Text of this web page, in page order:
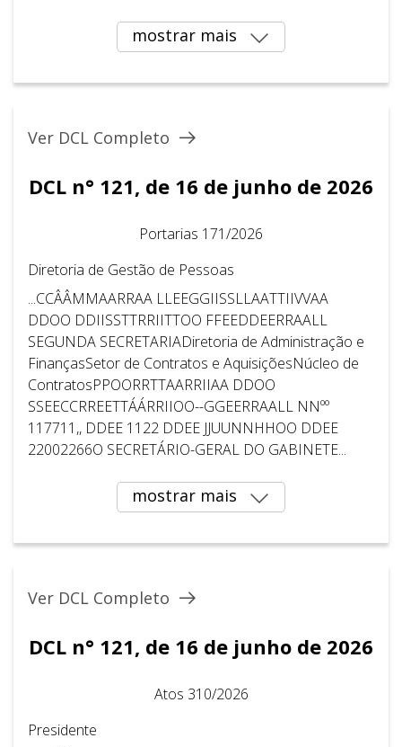
mostrar mais
Ver DCL Completo
DCL n° 121, de 16 de junho de 2026
Portarias 171/2026
Diretoria de Gestão de Pessoas
...CCÂÂMMAARRAA LLEEGGIISSLLAATTIIVVAA
DDOO DDIISSTTRRIITTOO FFEEDDEERRAALL
SEGUNDA SECRETARIADiretoria de Administração e
FinançasSetor de Contratos e AquisiçõesNúcleo de
ContratosPPOORRTTAARRIIAA DDOO
SSEECCRREETTÁÁRRIIOO--GGEERRAALL NNºº
117711,, DDEE 1122 DDEE JJUUNNHHOO DDEE
22002266O SECRETÁRIO-GERAL DO GABINETE...
mostrar mais
Ver DCL Completo
DCL n° 121, de 16 de junho de 2026
Atos 310/2026
Presidente